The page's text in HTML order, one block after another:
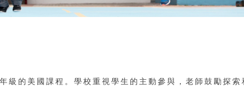
級的美國課程。學校重視學生的主動參與，老師鼓勵探索